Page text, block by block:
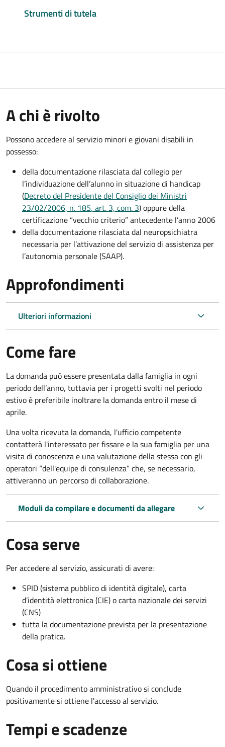
Strumenti di tutela
A chi è rivolto
Possono accedere al servizio minori e giovani disabili in
possesso:
della documentazione rilasciata dal collegio per
l’individuazione dell’alunno in situazione di handicap
(Decreto del Presidente del Consiglio dei Ministri
23/02/2006, n. 185, art. 3, com. 3) oppure della
certificazione “vecchio criterio” antecedente l’anno 2006
della documentazione rilasciata dal neuropsichiatra
necessaria per l’attivazione del servizio di assistenza per
l’autonomia personale (SAAP).
Approfondimenti
Ulteriori informazioni
Come fare
La domanda può essere presentata dalla famiglia in ogni
periodo dell’anno, tuttavia per i progetti svolti nel periodo
estivo è preferibile inoltrare la domanda entro il mese di
aprile.
Una volta ricevuta la domanda, l'ufficio competente
contatterà l'interessato per fissare e la sua famiglia per una
visita di conoscenza e una valutazione della stessa con gli
operatori “dell'equipe di consulenza” che, se necessario,
attiveranno un percorso di collaborazione.
Moduli da compilare e documenti da allegare
Cosa serve
Per accedere al servizio, assicurati di avere:
SPID (sistema pubblico di identità digitale), carta
d’identità elettronica (CIE) o carta nazionale dei servizi
(CNS)
tutta la documentazione prevista per la presentazione
della pratica.
Cosa si ottiene
Quando il procedimento amministrativo si conclude
positivamente si ottiene l'accesso al servizio.
Tempi e scadenze